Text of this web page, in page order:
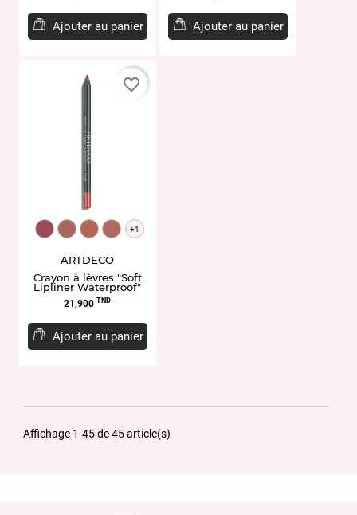
Ajouter au panier Ajouter au panier
ART172.124
ART172.140
ART172.113
ART172.117
+1
ARTDECO
Crayon à lèvres "Soft
Lipliner Waterproof"
Prix
21,900 TND
Ajouter au panier
favorite_border
Affichage 1-45 de 45 article(s)